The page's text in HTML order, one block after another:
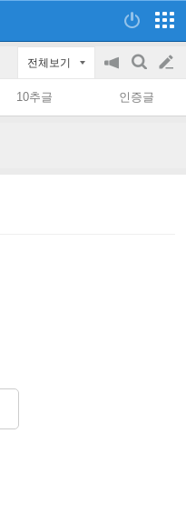
전체보기
공
on/off
검
색
글
쓰
10추글 인증글